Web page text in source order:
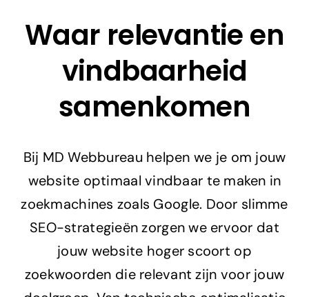
Social Media
Adverteren
Branding
Waar relevantie en
vindbaarheid
samenkomen
Bij MD Webbureau helpen we je om jouw
website optimaal vindbaar te maken in
zoekmachines zoals Google. Door slimme
SEO-strategieën zorgen we ervoor dat
jouw website hoger scoort op
zoekwoorden die relevant zijn voor jouw